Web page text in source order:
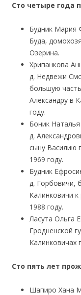
Сто четыре года
Будник Мария
Буда,
Озерина.
Хрипанкова
д. Недвежи
большую
Александру в
году.
Боник
д.
сыну Василию
1969 году.
Будник
д. Горбовичи,
Калинковичи к
1988 году.
Ласута Ольга
Гродненской
Калинковичах
Сто пять лет
Шапиро Хана